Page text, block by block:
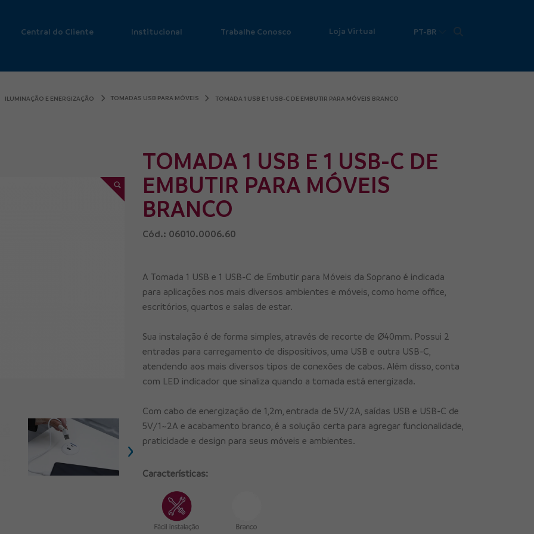
Central do Cliente Institucional Trabalhe Conosco Loja Virtual PT-BR
ILUMINAÇÃO E ENERGIZAÇÃO TOMADAS USB PARA MÓVEIS TOMADA 1 USB E 1 USB-C DE EMBUTIR PARA MÓVEIS BRANCO
›
TOMADA 1 USB E 1 USB-C DE
EMBUTIR PARA MÓVEIS
BRANCO
Cód.: 06010.0006.60
A Tomada 1 USB e 1 USB-C de Embutir para Móveis da Soprano é indicada
para aplicações nos mais diversos ambientes e móveis, como home office,
escritórios, quartos e salas de estar.
Sua instalação é de forma simples, através de recorte de Ø40mm. Possui 2
entradas para carregamento de dispositivos, uma USB e outra USB-C,
atendendo aos mais diversos tipos de conexões de cabos. Além disso, conta
com LED indicador que sinaliza quando a tomada está energizada.
Com cabo de energização de 1,2m, entrada de 5V/2A, saídas USB e USB-C de
5V/1~2A e acabamento branco, é a solução certa para agregar funcionalidade,
praticidade e design para seus móveis e ambientes.
Características: